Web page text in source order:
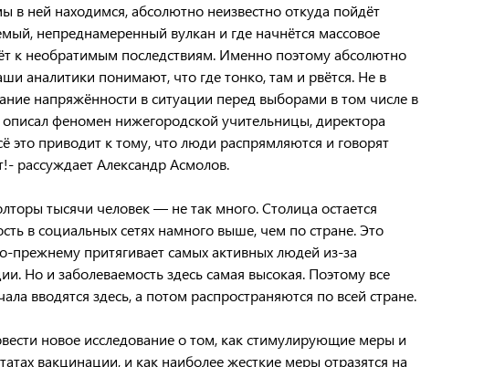
в ней находимся, абсолютно неизвестно откуда пойдёт
непреднамеренный вулкан и где начнётся массовое
к необратимым последствиям. Именно поэтому абсолютно
аналитики понимают, что где тонко, там и рвётся. Не в
напряжённости в ситуации перед выборами в том числе в
феномен нижегородской учительницы, директора
это приводит к тому, что люди распрямляются и говорят
рассуждает Александр Асмолов.
тысячи человек — не так много. Столица остается
в социальных сетях намного выше, чем по стране. Это
прежнему притягивает самых активных людей из-за
Но и заболеваемость здесь самая высокая. Поэтому все
вводятся здесь, а потом распространяются по всей стране.
новое исследование о том, как стимулирующие меры и
вакцинации, и как наиболее жесткие меры отразятся на